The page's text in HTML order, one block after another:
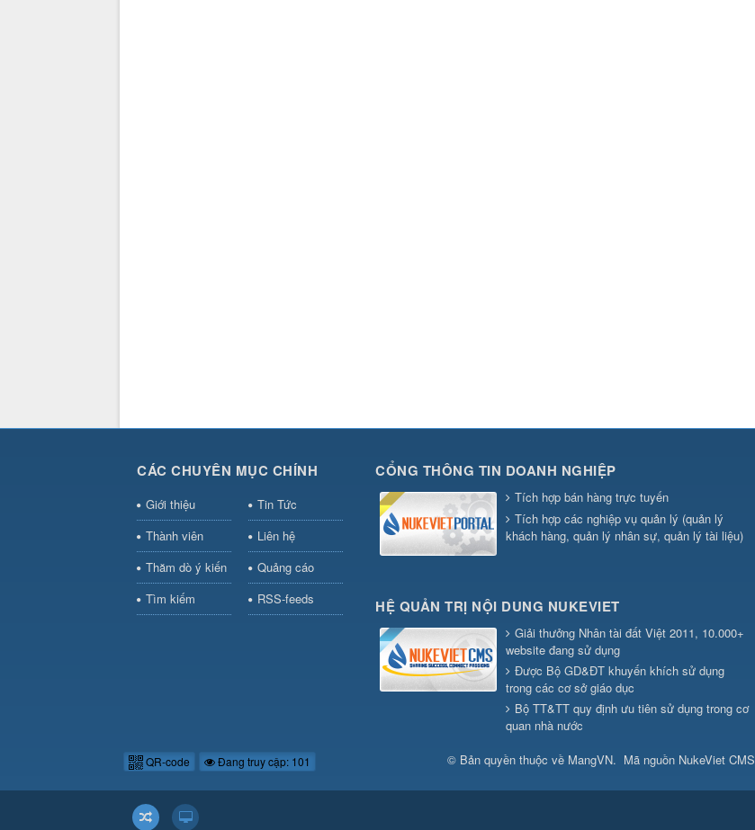
CÁC CHUYÊN MỤC CHÍNH
Giới thiệu
Tin Tức
Thành viên
Liên hệ
Thăm dò ý kiến
Quảng cáo
Tìm kiếm
RSS-feeds
CỔNG THÔNG TIN DOANH NGHIỆP
Tích hợp bán hàng trực tuyến
Tích hợp các nghiệp vụ quản lý (quản lý
khách hàng, quản lý nhân sự, quản lý tài liệu)
HỆ QUẢN TRỊ NỘI DUNG NUKEVIET
Giải thưởng Nhân tài đất Việt 2011, 10.000+
website đang sử dụng
Được Bộ GD&ĐT khuyến khích sử dụng
trong các cơ sở giáo dục
Bộ TT&TT quy định ưu tiên sử dụng trong cơ
quan nhà nước
QR-code Đang truy cập: 101 © Bản quyền thuộc về MangVN. Mã nguồn NukeViet CMS